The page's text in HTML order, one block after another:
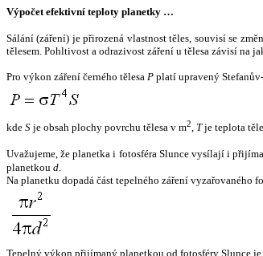
Výpočet efektivní teploty planetky …
Sálání (záření) je přirozená vlastnost těles, souvisí se
tělesem. Pohltivost a odrazivost záření u tělesa závisí na
Pro výkon záření černého tělesa P platí upravený
kde S je obsah plochy povrchu tělesa v m2, Tje teplota
Uvažujeme, že planetka i fotosféra Slunce vysílají i
planetkou d.
Na planetku dopadá část tepelného záření vyzařovaného
Tepelný výkon přijímaný planetkou od fotosféry Slunce je